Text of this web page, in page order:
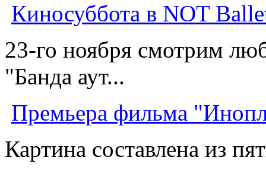
Киносуббота в NOT
23-го ноября смотрим
"Банда аут...
Премьера фильма
Картина составлена из